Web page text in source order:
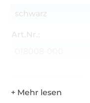
schwarz
Art.Nr.: